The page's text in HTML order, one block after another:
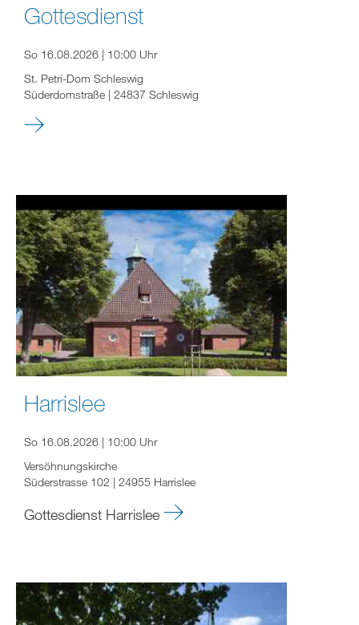
Gottesdienst
So 16.08.2026 | 10:00 Uhr
St. Petri-Dom Schleswig
Süderdomstraße | 24837 Schleswig
Harrislee
So 16.08.2026 | 10:00 Uhr
Versöhnungskirche
Süderstrasse 102 | 24955 Harrislee
Gottesdienst Harrislee